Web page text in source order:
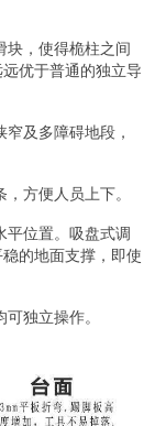
，使得桅柱之间
优于普通的独立导
及多障碍地段，
方便人员上下。
位置。吸盘式调
的地面支撑，即使
独立操作。